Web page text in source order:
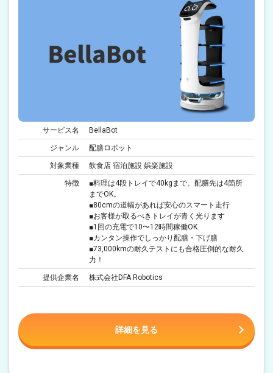
サービス名 BellaBot
ジャンル 配膳ロボット
対象業種 飲食店 宿泊施設 娯楽施設
特徴
■料理は4段トレイで40kgまで。配膳先は4箇所
までOK。
■80cmの道幅があれば安心のスマート走行
■お客様が取るべきトレイが青く光ります
■1回の充電で10〜12時間稼働OK
■カンタン操作でしっかり配膳・下げ膳
■73,000kmの耐久テストにも合格圧倒的な耐久
力！
提供企業名 株式会社DFA Robotics
詳細を見る